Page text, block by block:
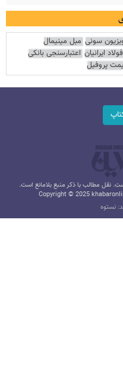
سونی مبل مینیمال
ایرانیان اعتبارسنجی بانکی
پروفیل
نقل مطالب با ذکر منبع بلامانع است.
Copyright © 2025
نستوه